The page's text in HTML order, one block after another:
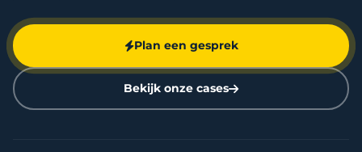
Plan een gesprek
Bekijk onze cases